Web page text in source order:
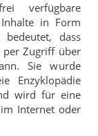
verfügbare
in Form
bedeutet, dass
per Zugriff über
Sie wurde
Enzyklopädie
wird für eine
Internet oder